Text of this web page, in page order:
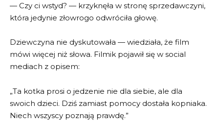
— Czy ci wstyd? — krzyknęła w stronę sprzedawczyni,
która jedynie złowrogo odwróciła głowę.
Dziewczyna nie dyskutowała — wiedziała, że film
mówi więcej niż słowa. Filmik pojawił się w social
mediach z opisem:
„Ta kotka prosi o jedzenie nie dla siebie, ale dla
swoich dzieci. Dziś zamiast pomocy dostała kopniaka.
Niech wszyscy poznają prawdę.”